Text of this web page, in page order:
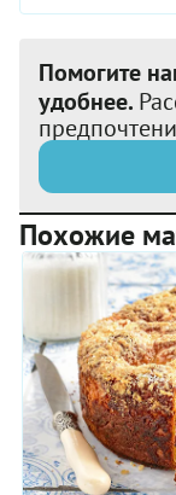
Помогите
удобнее.
Похожие